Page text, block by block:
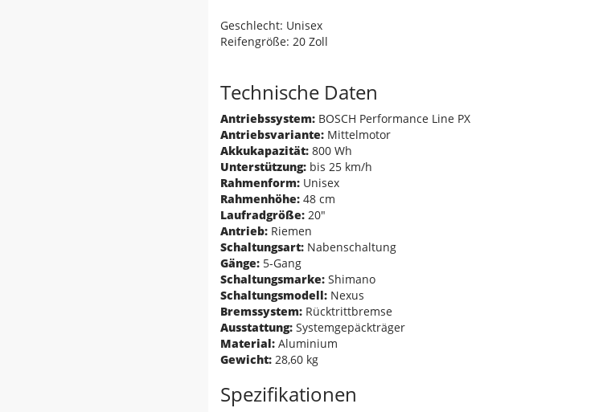
Geschlecht: Unisex
Reifengröße: 20 Zoll
Technische Daten
Antriebssystem: BOSCH Performance Line PX
Antriebsvariante: Mittelmotor
Akkukapazität: 800 Wh
Unterstützung: bis 25 km/h
Rahmenform: Unisex
Rahmenhöhe: 48 cm
Laufradgröße: 20"
Antrieb: Riemen
Schaltungsart: Nabenschaltung
Gänge: 5-Gang
Schaltungsmarke: Shimano
Schaltungsmodell: Nexus
Bremssystem: Rücktrittbremse
Ausstattung: Systemgepäckträger
Material: Aluminium
Gewicht: 28,60 kg
Spezifikationen